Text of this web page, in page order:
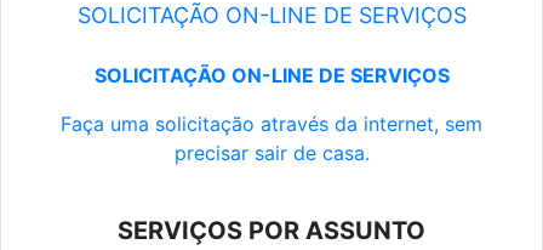
SOLICITAÇÃO ON-LINE DE SERVIÇOS
SOLICITAÇÃO ON-LINE DE SERVIÇOS
Faça uma solicitação através da internet, sem
precisar sair de casa.
SERVIÇOS POR ASSUNTO